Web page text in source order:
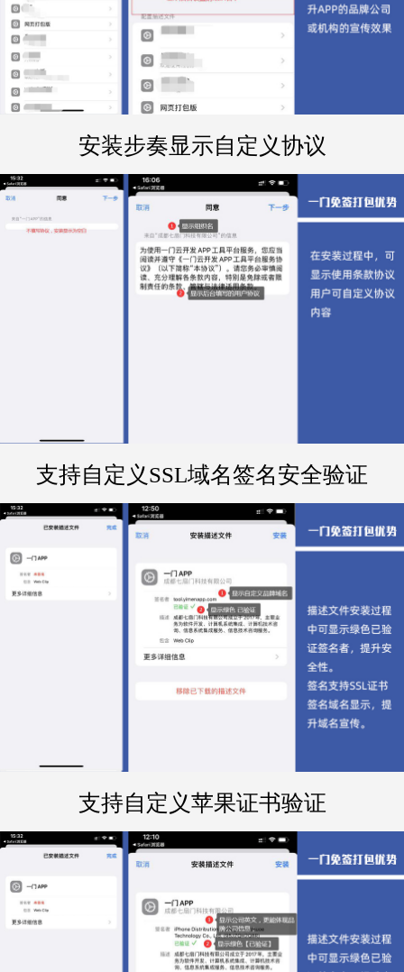
安装步奏显示自定义协议
支持自定义SSL域名签名安全验证
支持自定义苹果证书验证